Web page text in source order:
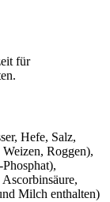
für
Hefe, Salz,
Roggen),
Milch enthalten)